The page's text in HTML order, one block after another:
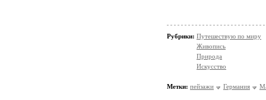
Рубрики: Путешествую по миру
Живопись
Природа
Искусство
Метки: пейзажи Германия